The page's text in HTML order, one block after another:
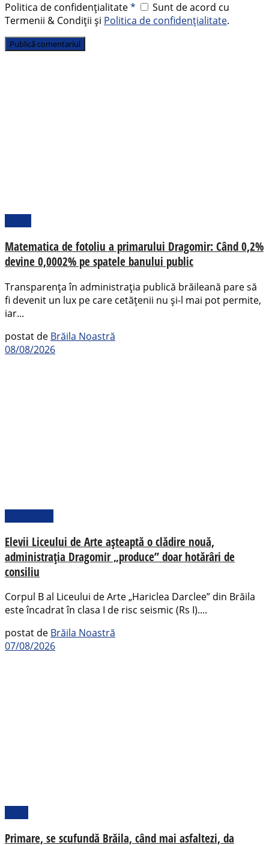
Politica de confidențialitate*
Sunt de acord cu
Termenii & Condiții și Politica de confidențialitate.
Matematica de fotoliu a primarului Dragomir: Când 0,2%
devine 0,0002% pe spatele banului public
Transparența în administrația publică brăileană pare să
fi devenit un lux pe care cetățenii nu și-l mai pot permite,
iar...
postat de Brăila Noastră
08/08/2026
Elevii Liceului de Arte așteaptă o clădire nouă,
administrația Dragomir „produce” doar hotărâri de
consiliu
Corpul B al Liceului de Arte „Hariclea Darclee” din Brăila
este încadrat în clasa I de risc seismic (Rs I)....
postat de Brăila Noastră
07/08/2026
Primare, se scufundă Brăila, când mai asfaltezi, da